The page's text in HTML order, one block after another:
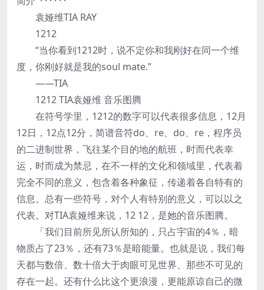
袁娅维TIA RAY
1212
“当你看到1212时，说不定你和我刚好在同一个维
度，你刚好就是我的soul mate.”
——TIA
1212 TIA袁娅维 音乐图腾
在符号学里，1212的数字可以代表很多信息，12月
12日，12点12分，简谱音符do、re、do、re，程序员
的二进制世界，飞往某个目的地的航班，时而代表幸
运，时而成为禁忌，在不一样的文化和领域里，代表着
完全不同的意义，包含着各种象征，传递着各自特有的
信息。总有一些符号，对个人有特别的意义，可以以之
代表。对TIA袁娅维来说，12 12，是她的音乐图腾。
「我们目前所见所认所知的，只占宇宙的4％，暗
物质占了23％，还有73％是暗能量。也就是说，我们每
天都与数倍、数十倍大于肉眼可见世界、那些不可见的
存在一起。还有什么比这个更浪漫，更能原谅自己的微